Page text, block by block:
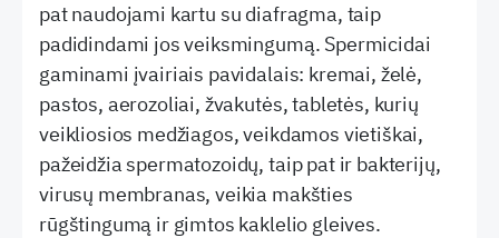
pat naudojami kartu su diafragma, taip
padidindami jos veiksmingumą. Spermicidai
gaminami įvairiais pavidalais: kremai, želė,
pastos, aerozoliai, žvakutės, tabletės, kurių
veikliosios medžiagos, veikdamos vietiškai,
pažeidžia spermatozoidų, taip pat ir bakterijų,
virusų membranas, veikia makšties
rūgštingumą ir gimtos kaklelio gleives.